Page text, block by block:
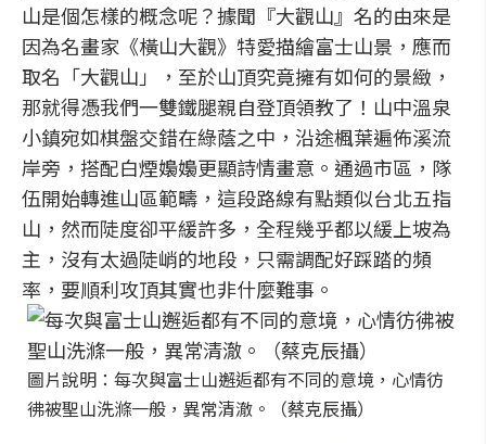
山是個怎樣的概念呢？據聞『大觀山』名的由來是
因為名畫家《橫山大觀》特愛描繪富士山景，應而
取名「大觀山」，至於山頂究竟擁有如何的景緻，
那就得憑我們一雙鐵腿親自登頂領教了！山中溫泉
小鎮宛如棋盤交錯在綠蔭之中，沿途楓葉遍佈溪流
岸旁，搭配白煙嬝嬝更顯詩情畫意。通過市區，隊
伍開始轉進山區範疇，這段路線有點類似台北五指
山，然而陡度卻平緩許多，全程幾乎都以緩上坡為
主，沒有太過陡峭的地段，只需調配好踩踏的頻
率，要順利攻頂其實也非什麼難事。
圖片說明：每次與富士山邂逅都有不同的意境，心情彷
彿被聖山洗滌一般，異常清澈。（蔡克辰攝）